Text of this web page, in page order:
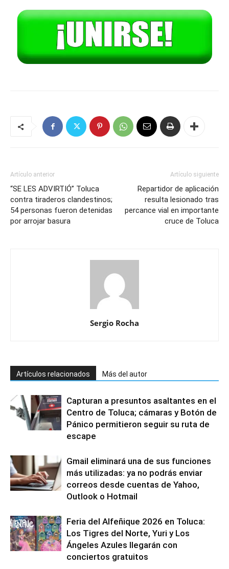
Artículo anterior
“SE LES ADVIRTIÓ” Toluca
contra tiraderos clandestinos;
54 personas fueron detenidas
por arrojar basura
Artículo siguiente
Repartidor de aplicación
resulta lesionado tras
percance vial en importante
cruce de Toluca
Sergio Rocha
Artículos relacionados Más del autor
Capturan a presuntos asaltantes en el
Centro de Toluca; cámaras y Botón de
Pánico permitieron seguir su ruta de
escape
Gmail eliminará una de sus funciones
más utilizadas: ya no podrás enviar
correos desde cuentas de Yahoo,
Outlook o Hotmail
Feria del Alfeñique 2026 en Toluca:
Los Tigres del Norte, Yuri y Los
Ángeles Azules llegarán con
conciertos gratuitos